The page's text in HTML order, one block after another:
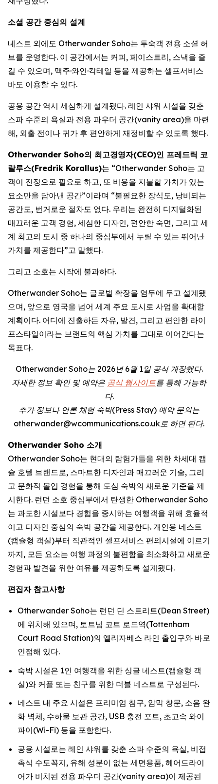
소셜 공간 중심의 설계
네스트 외에도 Otherwander Soho는 투숙객 전용 소셜 허
브를 운영한다. 이 공간에서는 커피, 페이스트리, 스낵을 즐
길 수 있으며, 맥주·와인·칵테일 등을 제공하는 셀프서비스
바도 이용할 수 있다.
공용 공간 역시 세심하게 설계됐다. 레인 샤워 시설을 갖춘
스파 수준의 욕실과 전용 파우더 공간(vanity area)을 마련
해, 외출 전이나 귀가 후 편안하게 재정비할 수 있도록 했다.
Otherwander Soho의 최고경영자(CEO)인 프레드릭 코
랄루스(Fredrik Korallus)는 “Otherwander Soho는 고
객이 진정으로 필요로 하고, 또 비용을 지불할 가치가 있는
요소만을 담아낸 공간”이라며 “불필요한 장식도, 낭비되는
공간도, 번거로운 절차도 없다. 우리는 완전히 디지털화된
매끄러운 고객 경험, 세심한 디자인, 편안한 숙면, 그리고 세
계 최고의 도시 중 하나의 중심부에서 누릴 수 있는 뛰어난
가치를 제공한다”고 말했다.
그리고 소호는 시작에 불과하다.
Otherwander Soho는 글로벌 확장을 염두에 두고 설계됐
으며, 앞으로 영국을 넘어 세계 주요 도시로 사업을 확대할
계획이다. 어디에 진출하든 자유, 발견, 그리고 편안한 라이
프스타일이라는 브랜드의 핵심 가치를 그대로 이어간다는
목표다.
Otherwander Soho는 2026년 6월 1일 공식 개장했다.
자세한 정보 확인 및 예약은 공식 웹사이트를 통해 가능하
다.
추가 정보나 언론 체험 숙박(Press Stay) 예약 문의는
otherwander@wcommunications.co.uk로 하면 된다.
Otherwander Soho 소개
Otherwander Soho는 현대의 탐험가들을 위한 차세대 캡
슐 호텔 브랜드로, 스마트한 디자인과 매끄러운 기술, 그리
고 문화적 몰입 경험을 통해 도심 숙박의 새로운 기준을 제
시한다. 런던 소호 중심부에서 탄생한 Otherwander Soho
는 과도한 시설보다 경험을 중시하는 여행객을 위해 효율적
이고 디자인 중심의 숙박 공간을 제공한다. 개인용 네스트
(캡슐형 객실)부터 직관적인 셀프서비스 편의시설에 이르기
까지, 모든 요소는 여행 과정의 불편함을 최소화하고 새로운
경험과 발견을 위한 여유를 제공하도록 설계됐다.
편집자 참고사항
Otherwander Soho는 런던 딘 스트리트(Dean Street)
에 위치해 있으며, 토트넘 코트 로드역(Tottenham
Court Road Station)의 엘리자베스 라인 출입구와 바로
인접해 있다.
숙박 시설은 1인 여행객을 위한 싱글 네스트(캡슐형 객
실)와 커플 또는 친구를 위한 더블 네스트로 구성된다.
네스트 내 주요 시설은 프리미엄 침구, 암막 창문, 소음 완
화 벽체, 수하물 보관 공간, USB 충전 포트, 초고속 와이
파이(Wi-Fi) 등을 포함한다.
공용 시설로는 레인 샤워를 갖춘 스파 수준의 욕실, 비접
촉식 수도꼭지, 유해 성분이 없는 세면용품, 헤어드라이
어가 비치된 전용 파우더 공간(vanity area)이 제공된